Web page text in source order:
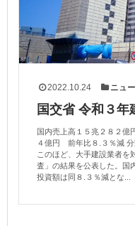
2022.10.24 ニュ
国交省 令和３年
国内売上高１５兆２８２
４億円 前年比８.３％減 分
このほど、大手建設業者を
査」の結果を公表した。国
投資額は同８.３％減とな...